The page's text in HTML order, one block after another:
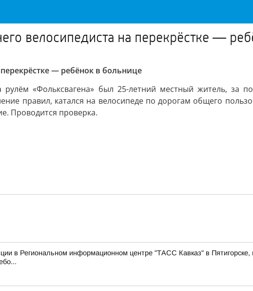
велосипедиста на перекрёстке —
— ребёнок в больнице
«Фольксвагена» был 25-летний местный житель, за
правил, катался на велосипеде по дорогам общего
Проводится проверка.
в Региональном информационном центре "ТАСС Кавказ" в